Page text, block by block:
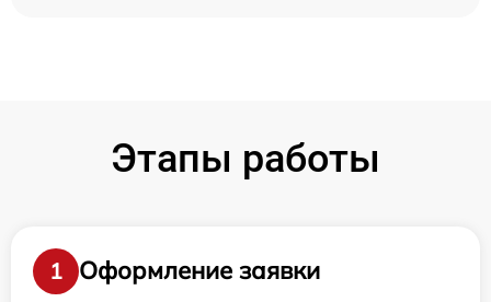
Этапы работы
1
Оформление заявки